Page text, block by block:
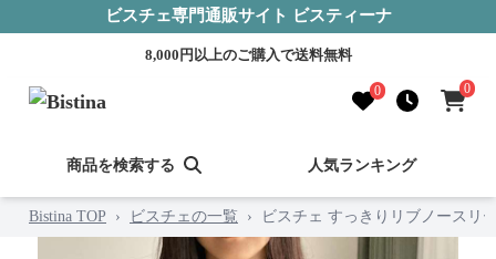
ビスチェ専門通販サイト ビスティーナ
8,000円以上のご購入で送料無料
0 0
商品を検索する 人気ランキング
Bistina TOP › ビスチェの一覧 › ビスチェ すっきりリブノースリ